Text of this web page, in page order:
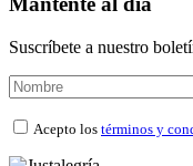
Suscríbete a nuestro
Acepto los términos y